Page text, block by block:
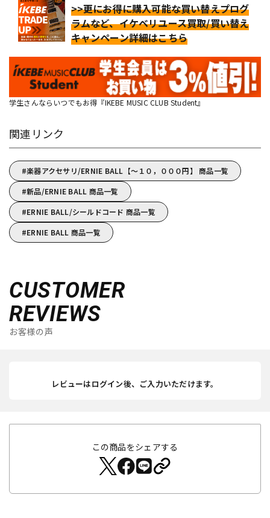
>>更にお得に購入可能な買い替えプログ
ラムなど、イケベリユース買取/買い替え
キャンペーン詳細はこちら
学生さんならいつでもお得『IKEBE MUSIC CLUB Student』
関連リンク
楽器アクセサリ/ERNIE BALL【～１０，０００円】 商品一覧
新品/ERNIE BALL 商品一覧
ERNIE BALL/シールドコード 商品一覧
ERNIE BALL 商品一覧
CUSTOMER
REVIEWS
お客様の声
レビューはログイン後、ご入力いただけます。
この商品をシェアする